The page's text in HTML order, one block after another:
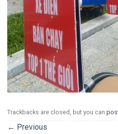
Trackbacks are closed, but you can
← Previous